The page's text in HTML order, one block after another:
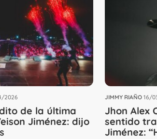
2026
de la última
Jiménez: dijo
JIMMY RIAÑO 16/
Jhon Alex
sentido
Jiménez: